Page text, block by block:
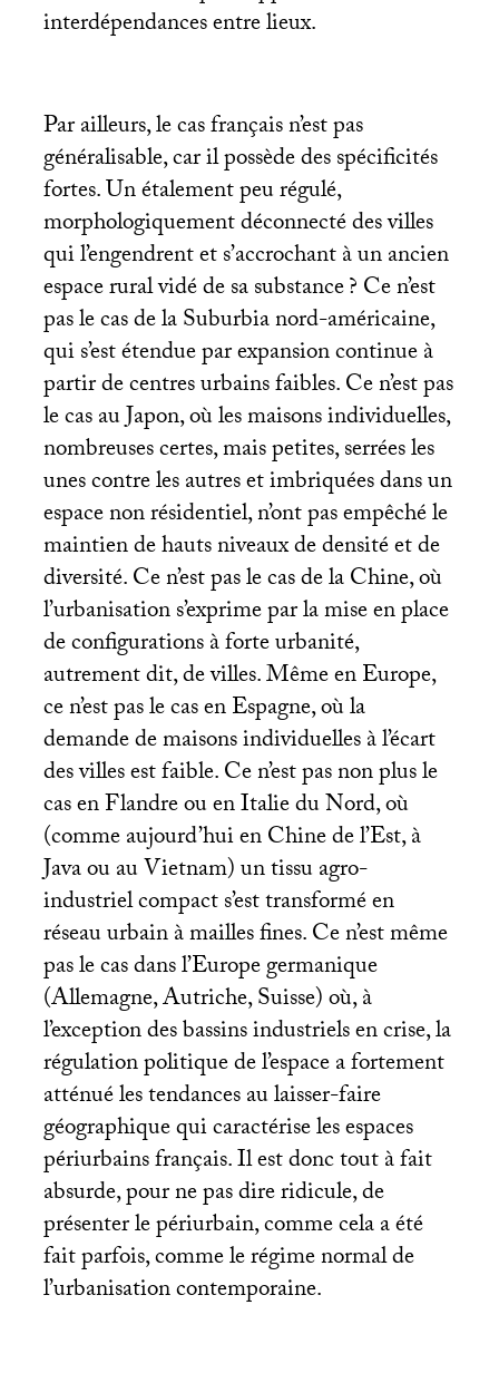
interdépendances entre lieux.
Par ailleurs, le cas français n’est pas
généralisable, car il possède des spécificités
fortes. Un étalement peu régulé,
morphologiquement déconnecté des villes
qui l’engendrent et s’accrochant à un ancien
espace rural vidé de sa substance? Ce n’est
pas le cas de la Suburbia nord-américaine,
qui s’est étendue par expansion continue à
partir de centres urbains faibles. Ce n’est pas
le cas au Japon, où les maisons individuelles,
nombreuses certes, mais petites, serrées les
unes contre les autres et imbriquées dans un
espace non résidentiel, n’ont pas empêché le
maintien de hauts niveaux de densité et de
diversité. Ce n’est pas le cas de la Chine, où
l’urbanisation s’exprime par la mise en place
de configurations à forte urbanité,
autrement dit, de villes. Même en Europe,
ce n’est pas le cas en Espagne, où la
demande de maisons individuelles à l’écart
des villes est faible. Ce n’est pas non plus le
cas en Flandre ou en Italie du Nord, où
(comme aujourd’hui en Chine de l’Est, à
Java ou au Vietnam) un tissu agro-
industriel compact s’est transformé en
réseau urbain à mailles fines. Ce n’est même
pas le cas dans l’Europe germanique
(Allemagne, Autriche, Suisse) où, à
l’exception des bassins industriels en crise, la
régulation politique de l’espace a fortement
atténué les tendances au laisser-faire
géographique qui caractérise les espaces
périurbains français. Il est donc tout à fait
absurde, pour ne pas dire ridicule, de
présenter le périurbain, comme cela a été
fait parfois, comme le régime normal de
l’urbanisation contemporaine.